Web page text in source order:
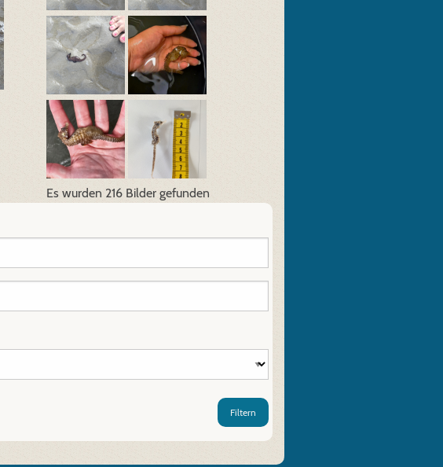
Es wurden 216 Bilder gefunden
Filtern